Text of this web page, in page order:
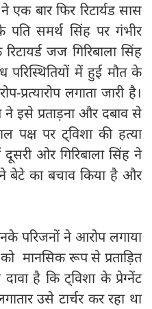
एक बार फिर रिटार्यड सास
पति समर्थ सिंह पर गंभीर
जज गिरिबाला सिंह
परिस्थितियों में हुई मौत के
प्रत्यारोप लगाता जारी है।
इसे प्रताड़ना और दबाव से
पक्ष पर ट्विशा की हत्या
ओर गिरिबाला सिंह ने
का बचाव किया है और
परिजनों ने आरोप लगाया
मानसिक रूप से प्रताड़ित
दावा है कि ट्विशा के प्रेग्नेंट
उसे टार्चर कर रहा था